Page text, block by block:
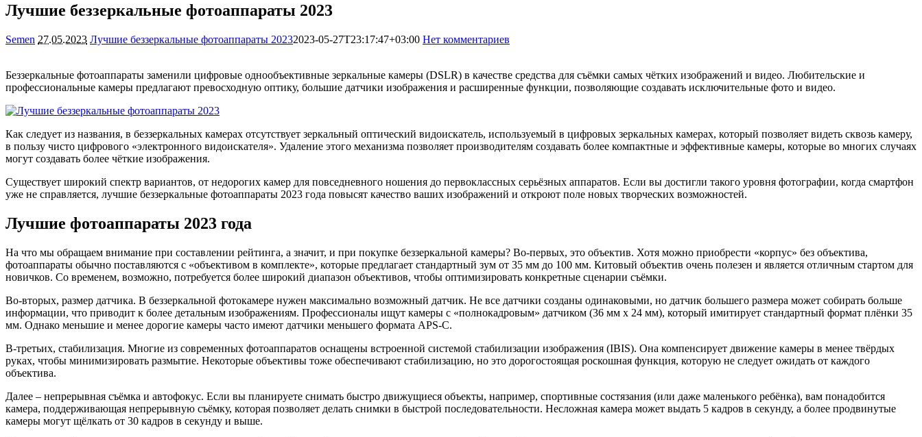
Лучшие беззеркальные фотоаппараты 2023
Semen 27.05.2023 Лучшие беззеркальные фотоаппараты 20232023-05-27T23:17:47+03:00 Нет комментариев
Беззеркальные фотоаппараты заменили цифровые однообъективные зеркальные камеры (DSLR) в качестве средства для съёмки самых чётких изображений и видео. Любительские и
профессиональные камеры предлагают превосходную оптику, большие датчики изображения и расширенные функции, позволяющие создавать исключительные фото и видео.
Как следует из названия, в беззеркальных камерах отсутствует зеркальный оптический видоискатель, используемый в цифровых зеркальных камерах, который позволяет видеть сквозь камеру,
в пользу чисто цифрового «электронного видоискателя». Удаление этого механизма позволяет производителям создавать более компактные и эффективные камеры, которые во многих случаях
могут создавать более чёткие изображения.
Существует широкий спектр вариантов, от недорогих камер для повседневного ношения до первоклассных серьёзных аппаратов. Если вы достигли такого уровня фотографии, когда смартфон
уже не справляется, лучшие беззеркальные фотоаппараты 2023 года повысят качество ваших изображений и откроют поле новых творческих возможностей.
Лучшие фотоаппараты 2023 года
На что мы обращаем внимание при составлении рейтинга, а значит, и при покупке беззеркальной камеры? Во-первых, это объектив. Хотя можно приобрести «корпус» без объектива,
фотоаппараты обычно поставляются с «объективом в комплекте», которые предлагает стандартный зум от 35 мм до 100 мм. Китовый объектив очень полезен и является отличным стартом для
новичков. Со временем, возможно, потребуется более широкий диапазон объективов, чтобы оптимизировать конкретные сценарии съёмки.
Во-вторых, размер датчика. В беззеркальной фотокамере нужен максимально возможный датчик. Не все датчики созданы одинаковыми, но датчик большего размера может собирать больше
информации, что приводит к более детальным изображениям. Профессионалы ищут камеры с «полнокадровым» датчиком (36 мм x 24 мм), который имитирует стандартный формат плёнки 35
мм. Однако меньшие и менее дорогие камеры часто имеют датчики меньшего формата APS-C.
В-третьих, стабилизация. Многие из современных фотоаппаратов оснащены встроенной системой стабилизации изображения (IBIS). Она компенсирует движение камеры в менее твёрдых
руках, чтобы минимизировать размытие. Некоторые объективы тоже обеспечивают стабилизацию, но это дорогостоящая роскошная функция, которую не следует ожидать от каждого
объектива.
Далее – непрерывная съёмка и автофокус. Если вы планируете снимать быстро движущиеся объекты, например, спортивные состязания (или даже маленького ребёнка), вам понадобится
камера, поддерживающая непрерывную съёмку, которая позволяет делать снимки в быстрой последовательности. Несложная камера может выдать 5 кадров в секунду, а более продвинутые
камеры могут щёлкать от 30 кадров в секунду и выше.